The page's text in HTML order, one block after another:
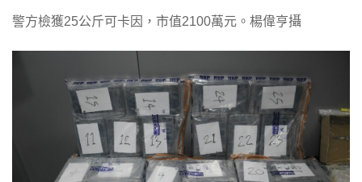
警方檢獲25公斤可卡因，市值2100萬元。楊偉亨攝